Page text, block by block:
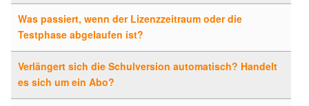
Was passiert, wenn der Lizenzzeitraum oder die
Testphase abgelaufen ist?
Verlängert sich die Schulversion automatisch? Handelt
es sich um ein Abo?